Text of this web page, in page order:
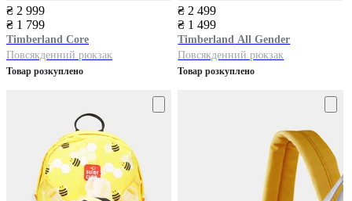
₴ 2 999
₴ 1 799
Timberland Core
Повсякденний рюкзак
Товар розкуплено
₴ 2 499
₴ 1 499
Timberland All Gender
Повсякденний рюкзак
Товар розкуплено